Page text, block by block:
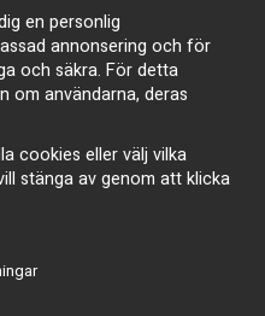
en personlig
annonsering och för
och säkra. För detta
om användarna, deras
cookies eller välj vilka
stänga av genom att klicka